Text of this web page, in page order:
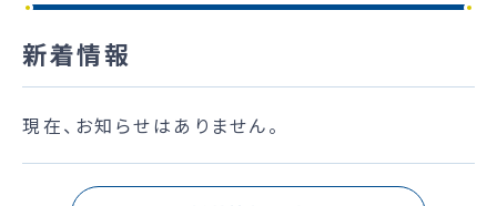
新着情報
現在、お知らせはありません。